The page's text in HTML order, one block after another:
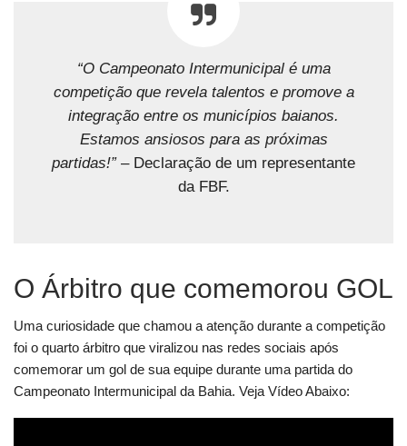
“O Campeonato Intermunicipal é uma
competição que revela talentos e promove a
integração entre os municípios baianos.
Estamos ansiosos para as próximas
partidas!”– Declaração de um representante
da FBF.
O Árbitro que comemorou GOL
Uma curiosidade que chamou a atenção durante a competição
foi o quarto árbitro que viralizou nas redes sociais após
comemorar um gol de sua equipe durante uma partida do
Campeonato Intermunicipal da Bahia. Veja Vídeo Abaixo: